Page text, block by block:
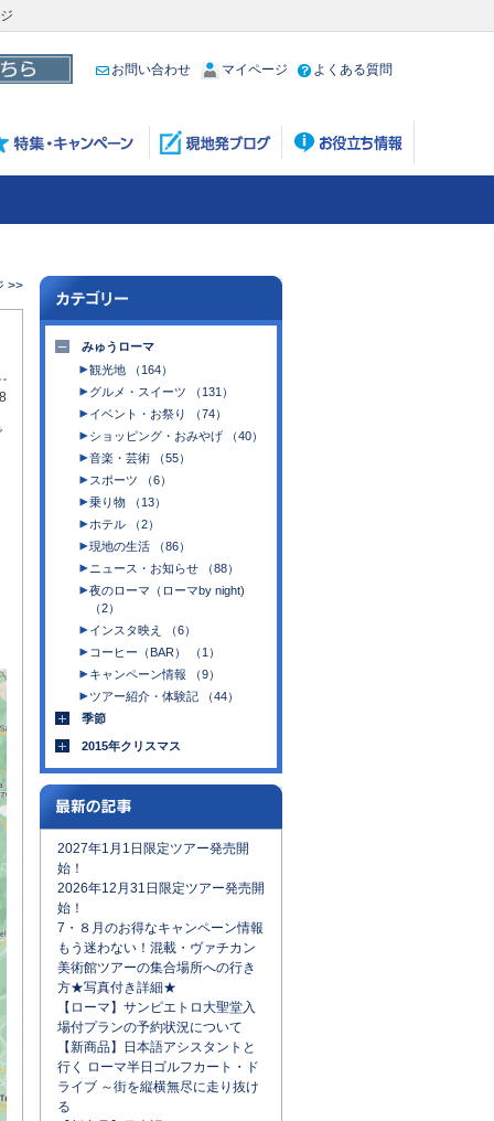
お問い合わせ マイページ よくある質問
>>
みゅうローマ
観光地 （164）
グルメ・スイーツ （131）
イベント・お祭り （74）
ショッピング・おみやげ （40）
音楽・芸術 （55）
スポーツ （6）
乗り物 （13）
ホテル （2）
現地の生活 （86）
ニュース・お知らせ （88）
夜のローマ（ローマby night)
（2）
インスタ映え （6）
コーヒー（BAR） （1）
キャンペーン情報 （9）
ツアー紹介・体験記 （44）
季節
2015年クリスマス
2027年1月1日限定ツアー発売開
始！
2026年12月31日限定ツアー発売開
始！
7・８月のお得なキャンペーン情報
もう迷わない！混載・ヴァチカン
美術館ツアーの集合場所への行き
方★写真付き詳細★
【ローマ】サンピエトロ大聖堂入
場付プランの予約状況について
【新商品】日本語アシスタントと
行く ローマ半日ゴルフカート・ド
ライブ ～街を縦横無尽に走り抜け
る